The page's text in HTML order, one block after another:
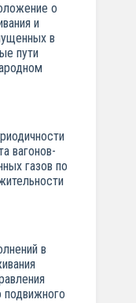
о
и
в
пути
вагонов-
газов по
в